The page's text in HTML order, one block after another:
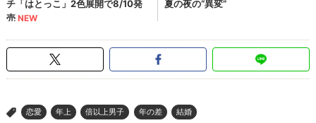
> 恋愛 年上 倍以上男子 年の差 結婚